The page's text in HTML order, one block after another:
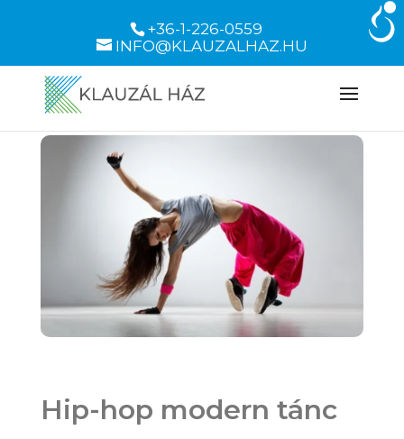
+36-1-226-0559
INFO@KLAUZALHAZ.HU
Hip-hop modern tánc